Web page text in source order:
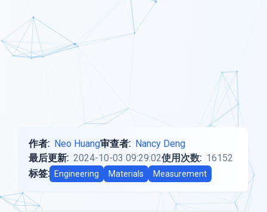
作者: Neo Huang审查者: Nancy Deng
最后更新: 2024-10-03 09:29:02使用次数: 16152
标签:
Engineering Materials Measurement